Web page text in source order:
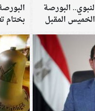
البورصة
المقبل
بختام